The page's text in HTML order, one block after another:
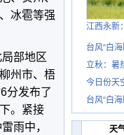
冰雹等强
部地区
州市、梧
分发布了
。紧接
雨中，
江西永新
台风“白
立秋：暑
今日份天
台风“白
天